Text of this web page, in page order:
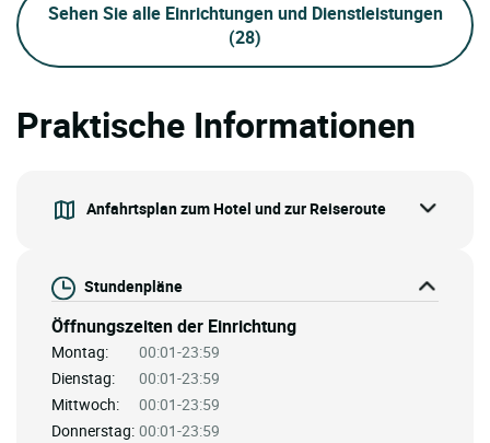
Sehen Sie alle Einrichtungen und Dienstleistungen
(28)
Praktische Informationen
Anfahrtsplan zum Hotel und zur Reiseroute
Stundenpläne
Öffnungszeiten der Einrichtung
Montag:
00:01-23:59
Dienstag:
00:01-23:59
Mittwoch:
00:01-23:59
Donnerstag: 00:01-23:59